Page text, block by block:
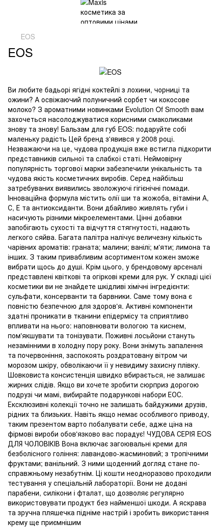
EOS
EOS
Ви любите бадьорі ягідні коктейлі з лохини, чорниці та
ожини? А освіжаючий полуничний сорбет чи кокосове
молоко? З ароматними новинками Evolution Of Smooth вам
захочеться насолоджуватися корисними смаколиками
знову та знову! Бальзам для губ EOS: подаруйте собі
маленьку радість Цей бренд з'явився у 2008 році.
Незважаючи на це, чудова продукція вже встигла підкорити
представників сильної та слабкої статі. Неймовірну
популярність торгової марки забезпечили унікальність та
чудова якість косметичних виробів. Серед найбільш
затребуваних виявились зволожуючі гігієнічні помади.
Інноваційна формула містить олії ши та жожоба, вітаміни А,
С, Е та антиоксиданти. Вони дбайливо живлять губи і
насичують різними мікроелементами. Цінні добавки
запобігають сухості та відчуття стягнутості, надають
легкого сяйва. Багата палітра налічує величезну кількість
чарівних ароматів: граната; малини; ванілі; м'яти; лимона та
інших. З таким привабливим асортиментом кожен зможе
вибрати щось до душі. Крім цього, у брендовому арсеналі
представлені квіткові та огіркові креми для рук. У складі цієї
косметики ви не знайдете шкідливі хімічні інгредієнти:
сульфати, консерванти та барвники. Саме тому вона є
повністю безпечною для здоров'я. Активні компоненти
здатні проникати в тканини епідермісу та сприятливо
впливати на нього: наповнювати вологою та киснем,
пом'якшувати та тонізувати. Поживні лосьйони стануть
незамінними в холодну пору року. Вони знімуть запалення
та почервоніння, заспокоять роздратовану вітром чи
морозом шкіру, обволікаючи її у невидиму захисну плівку.
Шовковиста консистенція швидко вбирається, не залишає
жирних слідів. Якщо ви хочете зробити сюрприз дорогою
подрузі чи мамі, вибирайте подарункові набори ЕОС.
Ексклюзивні колекції точно не залишать байдужими друзів,
рідних та близьких. Навіть якщо немає особливого приводу,
таким презентом варто побалувати себе, адже ціна на
фірмові вироби обов'язково вас порадує! ЧУДОВА СЕРІЯ EOS
ДЛЯ ЧОЛОВІКІВ Вона включає загоювальні креми для
безболісного гоління: лавандово-жасминовий; з тропічними
фруктами; ванільний. З ними щоденний догляд стане по-
справжньому незабутнім. Ці кошти неодноразово проходили
тестування у спеціальній лабораторії. Вони не додані
парабени, силікони і фталат, що дозволяє регулярно
використовувати продукт без найменшої шкоди. А яскрава
та зручна пляшечка підніме настрій і зробить використання
крему ще приємнішим